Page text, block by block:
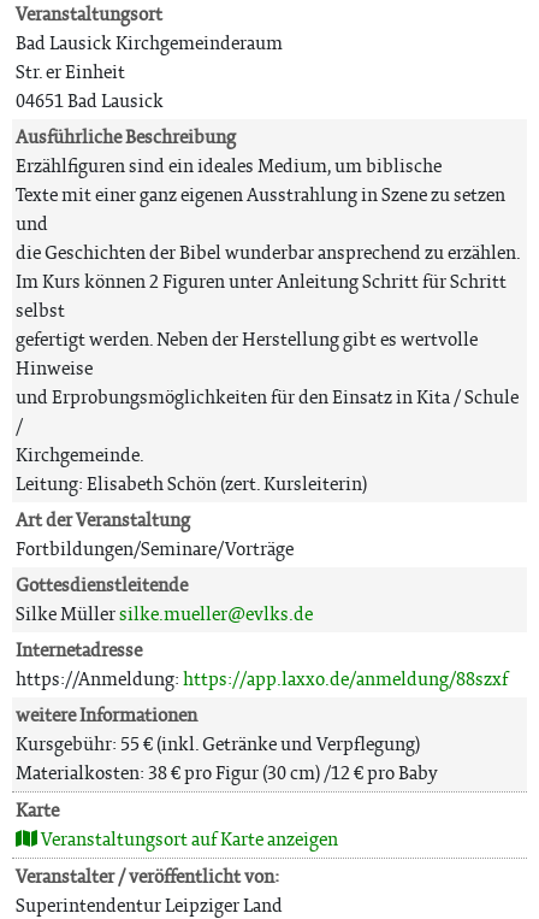
Veranstaltungsort
Bad Lausick Kirchgemeinderaum
Str. er Einheit
04651 Bad Lausick
Ausführliche Beschreibung
Erzählfiguren sind ein ideales Medium, um biblische
Texte mit einer ganz eigenen Ausstrahlung in Szene zu setzen
und
die Geschichten der Bibel wunderbar ansprechend zu erzählen.
Im Kurs können 2 Figuren unter Anleitung Schritt für Schritt
selbst
gefertigt werden. Neben der Herstellung gibt es wertvolle
Hinweise
und Erprobungsmöglichkeiten für den Einsatz in Kita / Schule
/
Kirchgemeinde.
Leitung: Elisabeth Schön (zert. Kursleiterin)
Art der Veranstaltung
Fortbildungen/Seminare/Vorträge
Gottesdienstleitende
Silke Müllersilke.mueller@evlks.de
Internetadresse
https://Anmeldung:https://app.laxxo.de/anmeldung/88szxf
weitere Informationen
Kursgebühr: 55 € (inkl. Getränke und Verpflegung)
Materialkosten: 38 € pro Figur (30 cm) /12 € pro Baby
Karte
Veranstaltungsort auf Karte anzeigen
Veranstalter / veröffentlicht von:
Superintendentur Leipziger Land